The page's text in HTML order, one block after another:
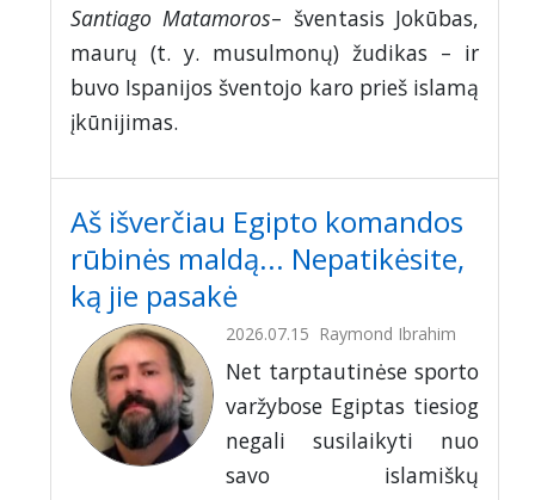
Santiago Matamoros– šventasis Jokūbas,
maurų (t. y. musulmonų) žudikas – ir
buvo Ispanijos šventojo karo prieš islamą
įkūnijimas.
Aš išverčiau Egipto komandos
rūbinės maldą... Nepatikėsite,
ką jie pasakė
2026.07.15 Raymond Ibrahim
Net tarptautinėse sporto
varžybose Egiptas tiesiog
negali susilaikyti nuo
savo islamiškų